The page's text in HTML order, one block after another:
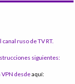
ruso de TV RT.
siguientes:
desdeaquí: